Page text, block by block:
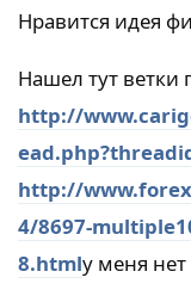
Нравится идея
Нашел тут ветки
http://
http://
4/8697-
8.htmlу меня